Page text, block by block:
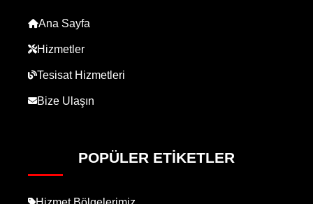
Ana Sayfa
Hizmetler
Tesisat Hizmetleri
Bize Ulaşın
POPÜLER ETIKETLER